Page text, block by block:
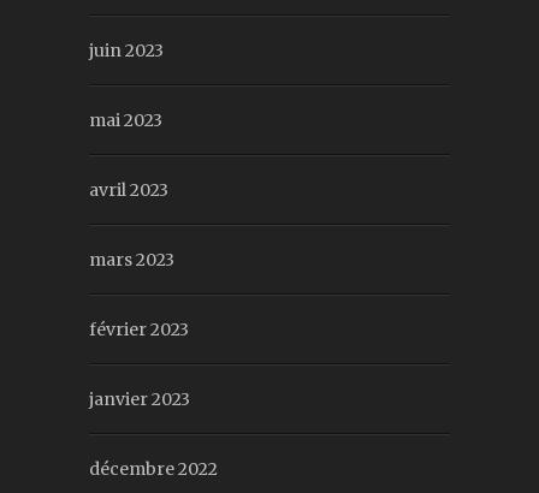
juin 2023
mai 2023
avril 2023
mars 2023
février 2023
janvier 2023
décembre 2022